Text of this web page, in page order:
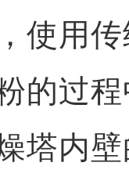
使用
的过
塔内